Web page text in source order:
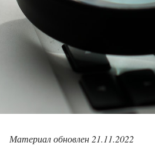
Материал обновлен 21.11.2022